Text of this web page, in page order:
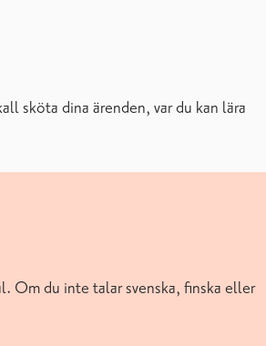
sköta dina ärenden, var du kan lära
Om du inte talar svenska, finska eller